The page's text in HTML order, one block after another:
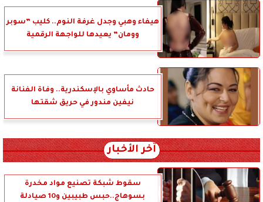
هيفاء وهبي وجدل غرفة النوم.. كليب ”سوبر
وومان” يعيدها للواجهة الرقمية
حادث مأساوي بالإسكندرية.. وفاة الفنانة
نيفين مندور في حريق شقتها
آخر الأخبار
سقوط شبكة تصنيع مواد مخدرة
بسوهاج..حبس طبيبين و10 صيادلة